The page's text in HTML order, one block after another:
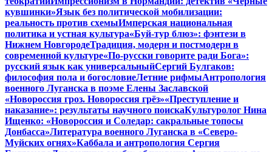
кувшинки»Язык без политической мобилизации:
реальность против схемыИмперская национальная
политика и устная культура«Буй-тур блюз»: фэнтези в
Нижнем НовгородеТрадиция, модерн и постмодерн в
современной культуре«По-русски говорите ради Бога»:
русский язык как универсальныйСергий Булгаков:
философия пола и богословиеЛетние рифмыАнтропология
военного Луганска в поэме Елены Заславской
«Новороссия гроз. Новороссия грёз»«Преступление и
наказание»: результаты научного поискаКультуролог Нина
Ищенко: «Новороссия и Соледар: сакральные топосы
Донбасса»Литература военного Луганска в «Северо-
Муйских огнях»Каббала и антропология Сергия